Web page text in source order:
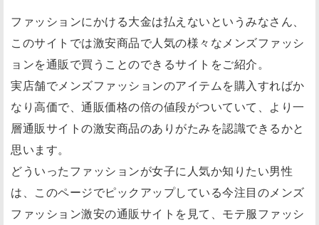
ファッションにかける大金は払えないというみなさん、
このサイトでは激安商品で人気の様々なメンズファッシ
ョンを通販で買うことのできるサイトをご紹介。
実店舗でメンズファッションのアイテムを購入すればか
なり高価で、通販価格の倍の値段がついていて、より一
層通販サイトの激安商品のありがたみを認識できるかと
思います。
どういったファッションが女子に人気か知りたい男性
は、このページでピックアップしている今注目のメンズ
ファッション激安の通販サイトを見て、モテ服ファッシ